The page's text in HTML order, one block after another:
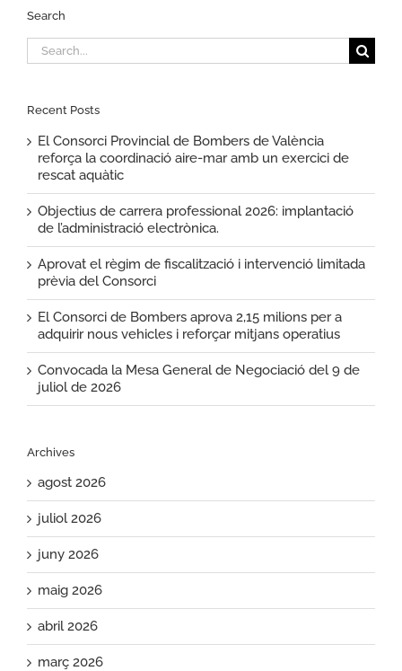
Search
Search
for:
Recent Posts
El Consorci Provincial de Bombers de València
reforça la coordinació aire-mar amb un exercici de
rescat aquàtic
Objectius de carrera professional 2026: implantació
de l’administració electrònica.
Aprovat el règim de fiscalització i intervenció limitada
prèvia del Consorci
El Consorci de Bombers aprova 2,15 milions per a
adquirir nous vehicles i reforçar mitjans operatius
Convocada la Mesa General de Negociació del 9 de
juliol de 2026
Archives
agost 2026
juliol 2026
juny 2026
maig 2026
abril 2026
març 2026